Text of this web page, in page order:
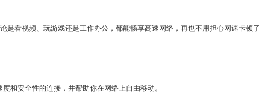
是看视频、玩游戏还是工作办公，都能畅享高速网络，再也不用担心网速卡
和安全性的连接，并帮助你在网络上自由移动。